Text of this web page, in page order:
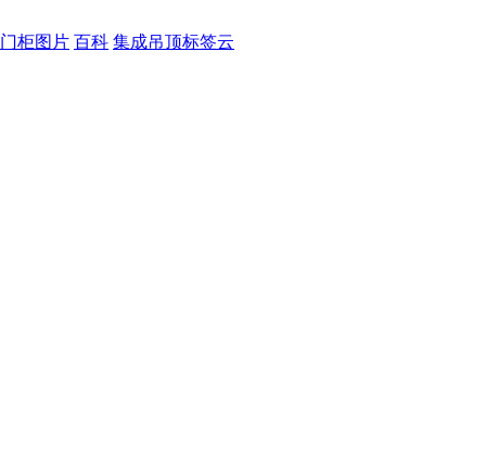
柜图片 百科 集成吊顶标签云